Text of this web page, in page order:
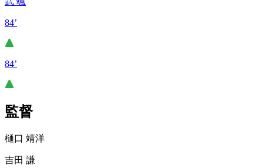
84’
84’
監督
樋口 靖洋
吉田 謙